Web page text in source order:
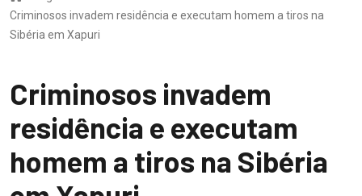
Criminosos invadem residência e executam homem a tiros na
Sibéria em Xapuri
Criminosos invadem
residência e executam
homem a tiros na Sibéria